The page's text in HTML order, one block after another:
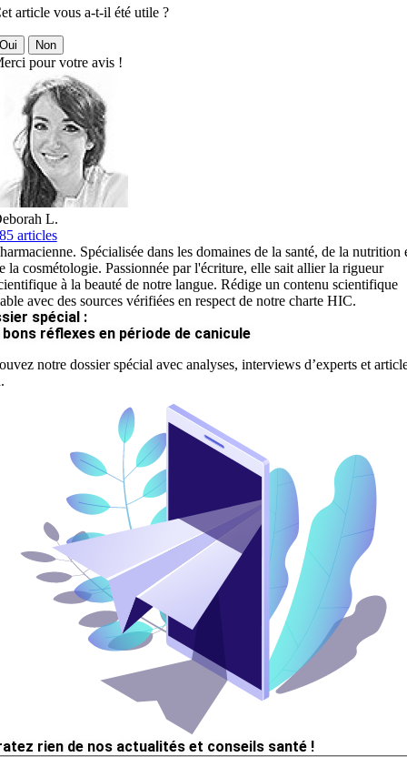
article vous a-t-il été utile ?
Non
pour votre avis !
L.
articles
Spécialisée dans les domaines de la santé, de la nutrition
la cosmétologie. Passionnée par l'écriture, elle sait allier la rigueur
à la beauté de notre langue. Rédige un contenu scientifique
avec des sources vérifiées en respect de notre charte HIC.
spécial :
bons réflexes en période de canicule
notre dossier spécial avec analyses, interviews d’experts et
rien de nos actualités et conseils santé !